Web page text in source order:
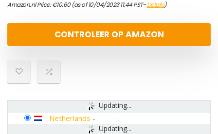
Amazon.nl Price:€10.60(as of 10/04/2023 11:44 PST-Details)
CONTROLEER OP AMAZON
Updating...
Updating...
Netherlands -